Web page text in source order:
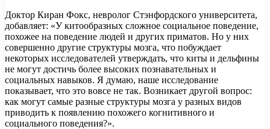
Доктор Киран Фокс, невролог Стэнфордского университета,
добавляет: «У китообразных сложное социальное поведение,
похожее на поведение людей и других приматов. Но у них
совершенно другие структуры мозга, что побуждает
некоторых исследователей утверждать, что киты и дельфины
не могут достичь более высоких познавательных и
социальных навыков. Я думаю, наше исследование
показывает, что это вовсе не так. Возникает другой вопрос:
как могут самые разные структуры мозга у разных видов
приводить к появлению похожего когнитивного и
социального поведения?».